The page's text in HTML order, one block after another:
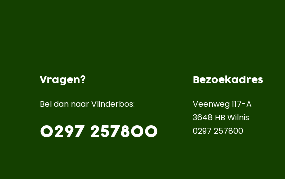
Vragen?
Bel dan naar Vlinderbos:
0297 257800
Bezoekadres
Veenweg 117-A
3648 HB Wilnis
0297 257800